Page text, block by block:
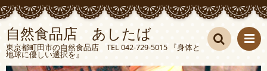
自然食品店 あしたば
東京都町田市の自然食品店 TEL 042-729-5015 『身体と
地球に優しい選択を』 検索